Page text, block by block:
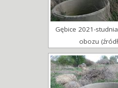
Gębice 2021-
obozu